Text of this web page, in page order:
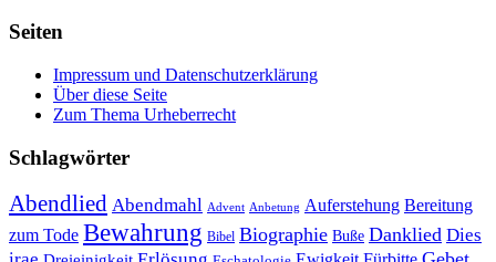
Seiten
Impressum und Datenschutzerklärung
Über diese Seite
Zum Thema Urheberrecht
Schlagwörter
Abendlied Abendmahl Advent Anbetung Auferstehung Bereitung
zum Tode Bewahrung Bibel Biographie Buße Danklied Dies